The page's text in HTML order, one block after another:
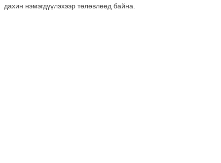
дахин нэмэгдүүлэхээр төлөвлөөд байна.